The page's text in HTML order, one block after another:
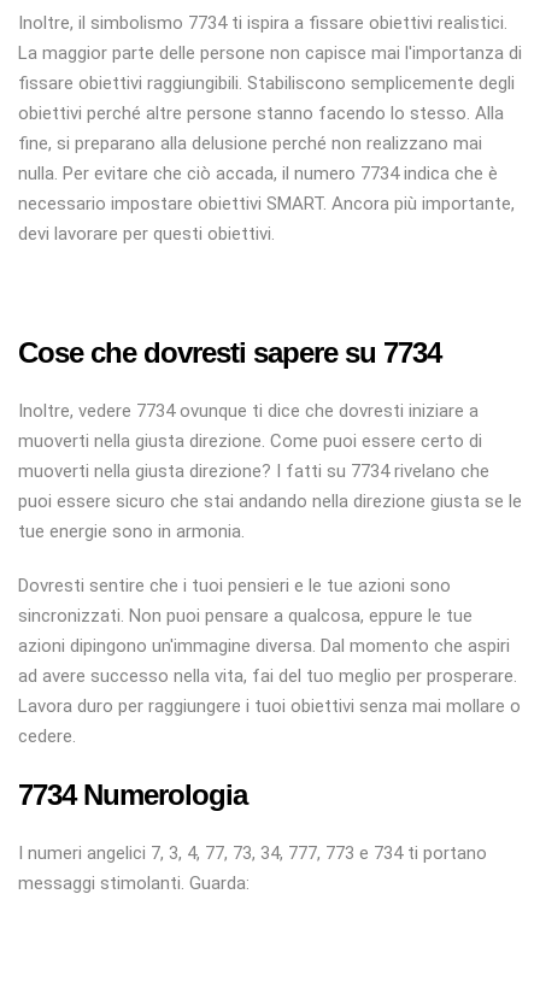
Inoltre, il simbolismo 7734 ti ispira a fissare obiettivi realistici.
La maggior parte delle persone non capisce mai l'importanza di
fissare obiettivi raggiungibili. Stabiliscono semplicemente degli
obiettivi perché altre persone stanno facendo lo stesso. Alla
fine, si preparano alla delusione perché non realizzano mai
nulla. Per evitare che ciò accada, il numero 7734 indica che è
necessario impostare obiettivi SMART. Ancora più importante,
devi lavorare per questi obiettivi.
Cose che dovresti sapere su 7734
Inoltre, vedere 7734 ovunque ti dice che dovresti iniziare a
muoverti nella giusta direzione. Come puoi essere certo di
muoverti nella giusta direzione? I fatti su 7734 rivelano che
puoi essere sicuro che stai andando nella direzione giusta se le
tue energie sono in armonia.
Dovresti sentire che i tuoi pensieri e le tue azioni sono
sincronizzati. Non puoi pensare a qualcosa, eppure le tue
azioni dipingono un'immagine diversa. Dal momento che aspiri
ad avere successo nella vita, fai del tuo meglio per prosperare.
Lavora duro per raggiungere i tuoi obiettivi senza mai mollare o
cedere.
7734 Numerologia
I numeri angelici 7, 3, 4, 77, 73, 34, 777, 773 e 734 ti portano
messaggi stimolanti. Guarda: